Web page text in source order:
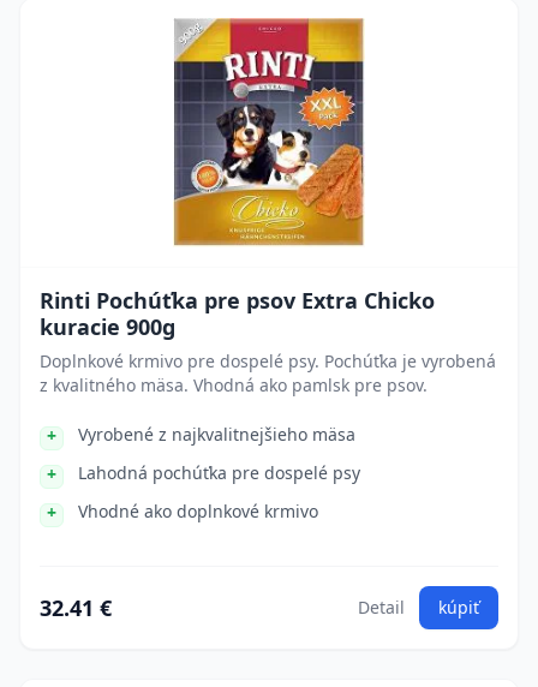
Rinti Pochúťka pre psov Extra Chicko
kuracie 900g
Doplnkové krmivo pre dospelé psy. Pochúťka je vyrobená
z kvalitného mäsa. Vhodná ako pamlsk pre psov.
Vyrobené z najkvalitnejšieho mäsa
Lahodná pochúťka pre dospelé psy
Vhodné ako doplnkové krmivo
32.41 € Detail kúpiť